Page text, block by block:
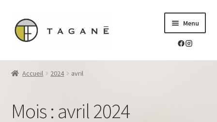
Aller
Aller
au
contenu
Menu
Le sur-mesure en mokume-gane
Blog Tagane
Accueil 2024 avril
Mois : avril 2024